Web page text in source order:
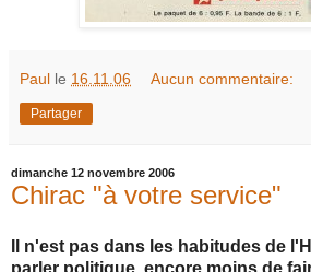
Paul le 16.11.06 Aucun commentaire:
Partager
dimanche 12 novembre 2006
Chirac "à votre service"
Il n'est pas dans les habitudes de